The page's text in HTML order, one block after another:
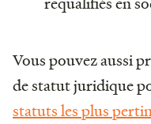
Vous pouvez aussi
de statut juridique
statuts les plus